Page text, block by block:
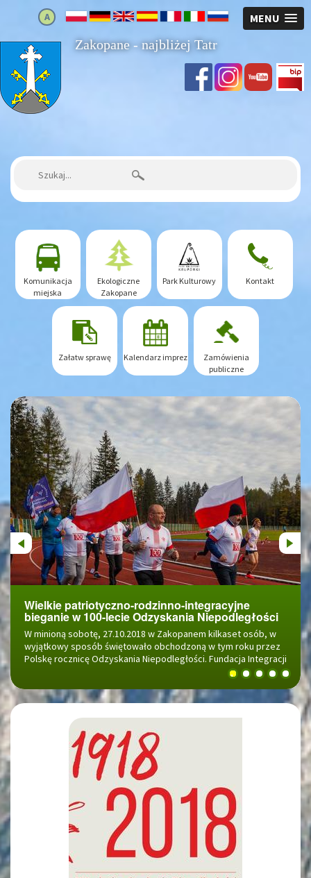
MENU
A
Strona główna Zakopane - najbliżej Tatr
Szukaj:
Komunikacja
miejska
Ekologiczne
Zakopane
Park Kulturowy Kontakt
Załatw sprawę Kalendarz imprez
Zamówienia
publiczne
Wielkie patriotyczno-rodzinno-integracyjne
bieganie w 100-lecie Odzyskania Niepodległości
W minioną sobotę, 27.10.2018 w Zakopanem kilkaset osób, w
wyjątkowy sposób świętowało obchodzoną w tym roku przez
Polskę rocznicę Odzyskania Niepodległości. Fundacja Integracji
Przez Sport Handicap Zakopane i Miejski Ośrodek Sportu i
Pomoc to Moc zorganizowali Bieg Sztafetowy...
Uroczyste obchody 100-lecia odzyskania
Niepodległości
Rozpoczynamy 31 października 2018 o godz. 11.00
uroczystościami przy Kwaterze Legionowej na Nowym
Cmentarzu przy ul. Nowotarskiej.
Previous Next
1 2 3 4 5